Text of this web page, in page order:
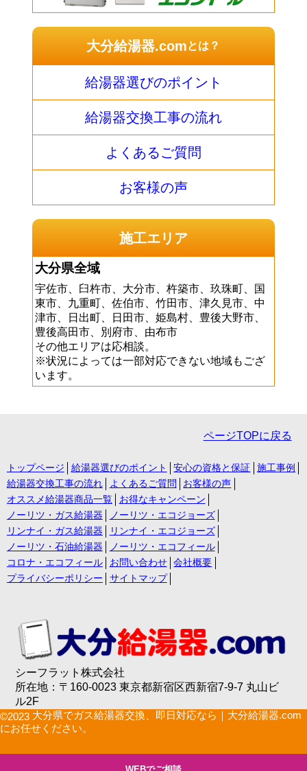
大分給湯器.comとは？
給湯器選びのポイント
給湯器交換工事の流れ
よくあるご質問
お客様の声
施工エリア
大分県全域
宇佐市、臼杵市、大分市、杵築市、玖珠町、国
東市、九重町、佐伯市、竹田市、津久見市、中
津市、日出町、日田市、姫島村、豊後大野市、
豊後高田市、別府市、由布市
その他エリアは応相談。
※状況によっては一部対応できない地域もござ
います。
ページTOPに戻る
トップページ 給湯器選びのポイント 安心の資格と保証
施工事例
給湯器交換工事の流れ
よくあるご質問
お客様の声
オススメ給湯器商品一覧
お得なキャンペーン
ノーリツ・ガス給湯器
ノーリツ・エコジョーズ
リンナイ・ガス給湯器
リンナイ・エコジョーズ
ノーリツ・石油給湯器
ノーリツ・エコフィール
コロナ・エコフィール
お問い合わせ
会社概要
プライバシーポリシー
サイトマップ
シーフラット株式会社
所在地：〒160-0023 東京都新宿区西新宿7-9-7 丸山ビ
ル2F
©2023 大分県でガス給湯器交換、即日対応なら｜大分給湯器.com
にお任せください。